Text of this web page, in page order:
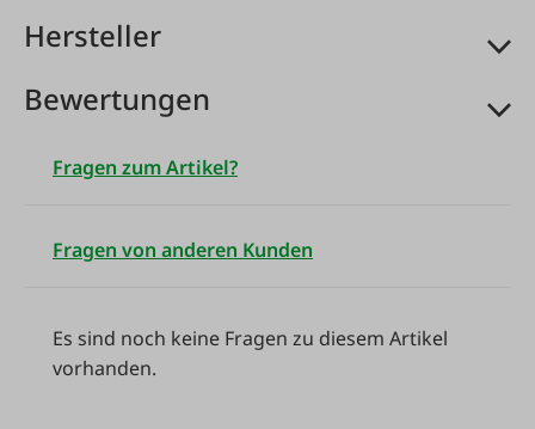
Hersteller
Bewertungen
Fragen zum Artikel?
Fragen von anderen Kunden
Es sind noch keine Fragen zu diesem Artikel
vorhanden.